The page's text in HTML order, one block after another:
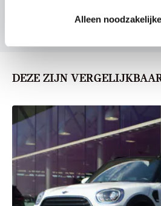
Alleen
We verrekenen de waarde van uw
DEZE ZIJN